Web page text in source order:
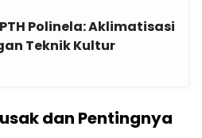
Polinela: Aklimatisasi
Teknik Kultur
dan Pentingnya